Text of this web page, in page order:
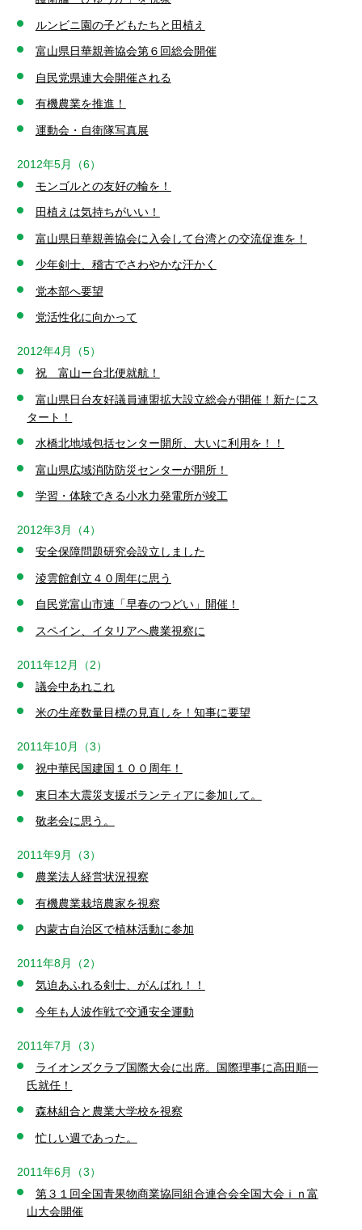
ルンビニ園の子どもたちと田植え
富山県日華親善協会第６回総会開催
自民党県連大会開催される
有機農業を推進！
運動会・自衛隊写真展
2012年5月（6）
モンゴルとの友好の輪を！
田植えは気持ちがいい！
富山県日華親善協会に入会して台湾との交流促進を！
少年剣士、稽古でさわやかな汗かく
党本部へ要望
党活性化に向かって
2012年4月（5）
祝 富山ー台北便就航！
富山県日台友好議員連盟拡大設立総会が開催！新たにス
タート！
水橋北地域包括センター開所、大いに利用を！！
富山県広域消防防災センターが開所！
学習・体験できる小水力発電所が竣工
2012年3月（4）
安全保障問題研究会設立しました
淩雲館創立４０周年に思う
自民党富山市連「早春のつどい」開催！
スペイン、イタリアへ農業視察に
2011年12月（2）
議会中あれこれ
米の生産数量目標の見直しを！知事に要望
2011年10月（3）
祝中華民国建国１００周年！
東日本大震災支援ボランティアに参加して。
敬老会に思う。
2011年9月（3）
農業法人経営状況視察
有機農業栽培農家を視察
内蒙古自治区で植林活動に参加
2011年8月（2）
気迫あふれる剣士、がんばれ！！
今年も人波作戦で交通安全運動
2011年7月（3）
ライオンズクラブ国際大会に出席。国際理事に高田順一
氏就任！
森林組合と農業大学校を視察
忙しい週であった。
2011年6月（3）
第３１回全国青果物商業協同組合連合会全国大会ｉｎ富
山大会開催